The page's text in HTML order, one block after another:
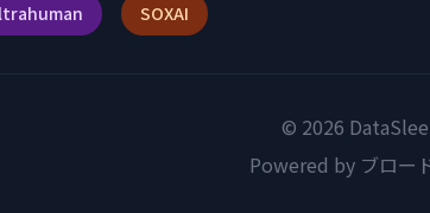
SOXAI
© 2026
Powered by ブロー